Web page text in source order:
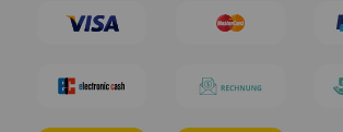
Konfirmation Glückwünsche